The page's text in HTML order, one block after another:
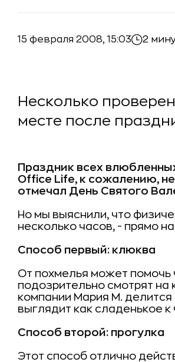
15 февраля 2008, 15:03 2
Несколько
месте после
Праздник всех
Office Life, к сожалению,
отмечал День Святого
Но мы выяснили, что
несколько часов, - прямо
Способ первый: клюква
От похмелья может помочь
подозрительно смотрят
компании Мария М.
выглядит как сладенькое
Способ второй: прогулка
Этот способ отлично